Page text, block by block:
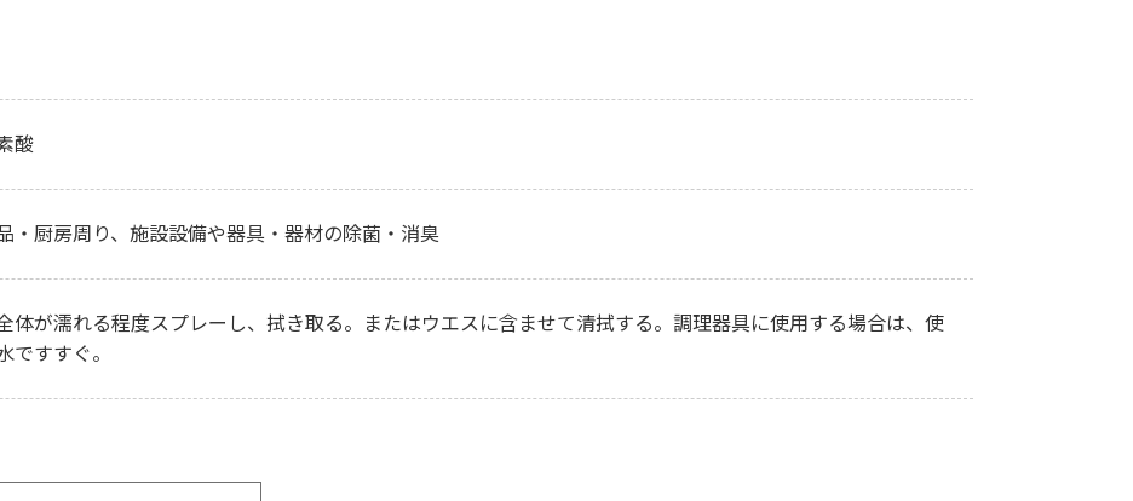
酸
・厨房周り、施設設備や器具・器材の除菌・消臭
体が濡れる程度スプレーし、拭き取る。またはウエスに含ませて清拭する。調理器具に使用する場合は、使
ですすぐ。